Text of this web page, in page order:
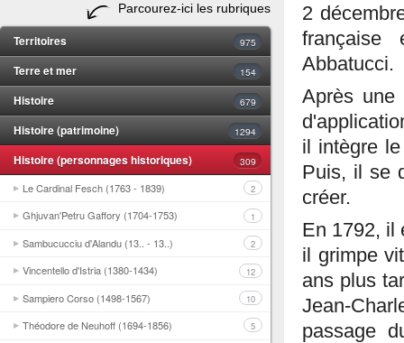
Parcourez-ici les rubriques
Territoires 975
Terre et mer 154
Histoire 679
Histoire (patrimoine) 1294
Histoire (personnages historiques) 309
Le Cardinal Fesch (1763 - 1839) 2
Ghjuvan'Petru Gaffory (1704-1753) 1
Sambucucciu d'Alandu (13.. - 13..) 2
Vincentello d'Istria (1380-1434) 12
Sampiero Corso (1498-1567) 10
Théodore de Neuhoff (1694-1856) 5
2
française
Abbatucci.
Après une
il intègre
Puis, il se
créer.
En 1792, il
il grimpe
ans plus
Jean-
passage